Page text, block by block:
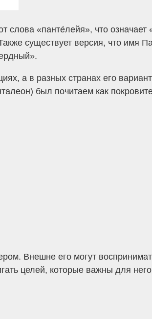
слова «панте́лейя», что
существует версия, что имя
а в разных странах его
был почитаем как
Внешне его могут
целей, которые важны для